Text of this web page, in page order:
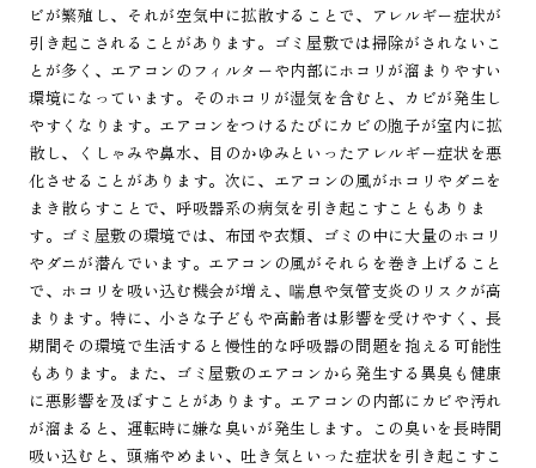
ビが繁殖し、それが空気中に拡散することで、アレルギー症状が
引き起こされることがあります。ゴミ屋敷では掃除がされないこ
とが多く、エアコンのフィルターや内部にホコリが溜まりやすい
環境になっています。そのホコリが湿気を含むと、カビが発生し
やすくなります。エアコンをつけるたびにカビの胞子が室内に拡
散し、くしゃみや鼻水、目のかゆみといったアレルギー症状を悪
化させることがあります。次に、エアコンの風がホコリやダニを
まき散らすことで、呼吸器系の病気を引き起こすこともありま
す。ゴミ屋敷の環境では、布団や衣類、ゴミの中に大量のホコリ
やダニが潜んでいます。エアコンの風がそれらを巻き上げること
で、ホコリを吸い込む機会が増え、喘息や気管支炎のリスクが高
まります。特に、小さな子どもや高齢者は影響を受けやすく、長
期間その環境で生活すると慢性的な呼吸器の問題を抱える可能性
もあります。また、ゴミ屋敷のエアコンから発生する異臭も健康
に悪影響を及ぼすことがあります。エアコンの内部にカビや汚れ
が溜まると、運転時に嫌な臭いが発生します。この臭いを長時間
吸い込むと、頭痛やめまい、吐き気といった症状を引き起こすこ